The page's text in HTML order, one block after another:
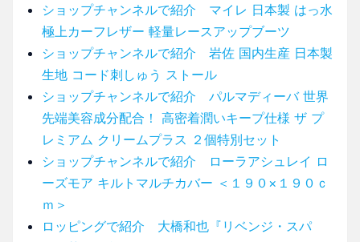
ショップチャンネルで紹介 マイレ 日本製 はっ水
極上カーフレザー 軽量レースアップブーツ
ショップチャンネルで紹介 岩佐 国内生産 日本製
生地 コード刺しゅう ストール
ショップチャンネルで紹介 パルマディーバ 世界
先端美容成分配合！ 高密着潤いキープ仕様 ザ プ
レミアム クリームプラス ２個特別セット
ショップチャンネルで紹介 ローラアシュレイ ロ
ーズモア キルトマルチカバー ＜１９０×１９０ｃ
ｍ＞
ロッピングで紹介 大橋和也『リベンジ・スパ